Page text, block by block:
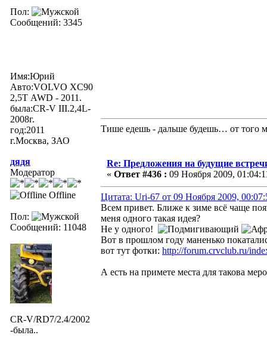
Пол:
Сообщений: 3345
Имя:Юрий
Авто:VOLVO XC90
2,5Т AWD - 2011.
была:CR-V III.2,4L-
2008г.
год:2011
г.Москва, ЗАО
Тише едешь - дальше будешь… от того
дядя
Модератор
Offline
Пол:
Сообщений: 11048
CR-V/RD7/2.4/2002
-была..
Re: Предложения на будущие
« Ответ #436 : 09 Ноября 2009,
Цитата: Uri-67 от 09 Ноября 2009,
Всем привет. Ближе к зиме всё чаще
меня одного такая идея?
Не у одного!
Вот в прошлом году маненько
вот тут фотки: http://forum.crvclub.ru/
А есть на примете места для такова